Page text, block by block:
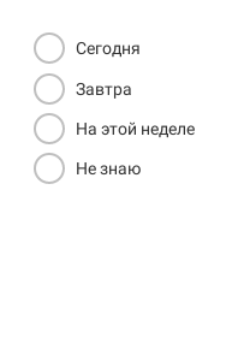
Сегодня
Завтра
На этой неделе
Не знаю